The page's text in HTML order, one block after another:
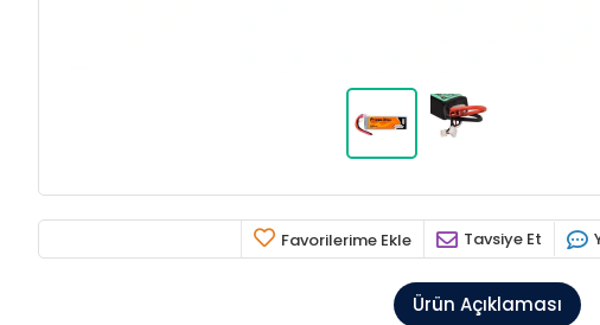
Favorilerime Ekle Tavsiye Et
Ürün Açıklaması